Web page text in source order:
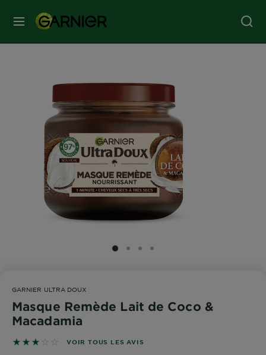
MENU
SOINS
CHEVEUX
COLORATION
SOLAIRE
NOS
ENGAGEMENTS
SLIDE 1
SLIDE 2
SLIDE 3
SLIDE 4
GARNIER ULTRA DOUX
Masque Remède Lait de Coco &
Macadamia
3 sur 5 étoiles basé sur les avis
VOIR TOUS LES AVIS